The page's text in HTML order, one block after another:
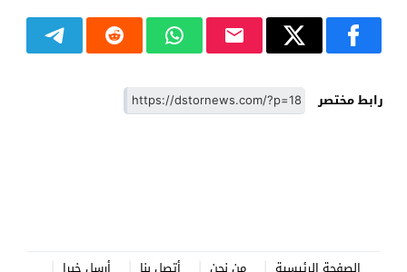
رابط مختصر